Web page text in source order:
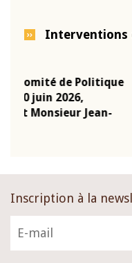
Interventions
Allocution
Monétaire de la
prononcée par son
Inscription à la